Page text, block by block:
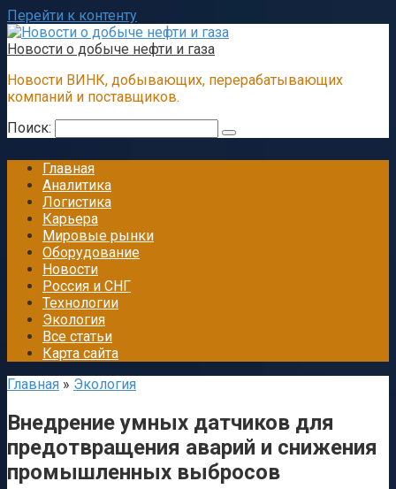
Перейти к контенту
Новости о добыче нефти и газа
Новости ВИНК, добывающих, перерабатывающих
компаний и поставщиков.
Поиск:
Главная
Аналитика
Логистика
Карьера
Мировые рынки
Оборудование
Новости
Россия и СНГ
Технологии
Экология
Все статьи
Карта сайта
Главная » Экология
Внедрение умных датчиков для
предотвращения аварий и снижения
промышленных выбросов